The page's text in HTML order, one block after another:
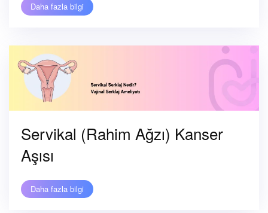
Daha fazla bilgi
Servikal (Rahim Ağzı) Kanser
Aşısı
Daha fazla bilgi